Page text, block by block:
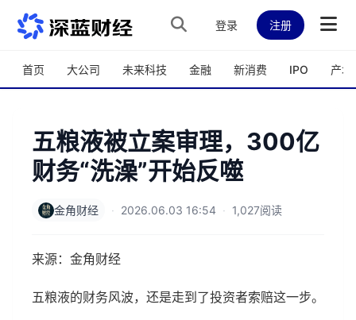
跳转到主内容
登录 注册
首页 大公司 未来科技 金融 新消费 IPO 产城
五粮液被立案审理，300亿
财务“洗澡”开始反噬
金角财经 · 2026.06.03 16:54 · 1,027阅读
来源：金角财经
五粮液的财务风波，还是走到了投资者索赔这一步。